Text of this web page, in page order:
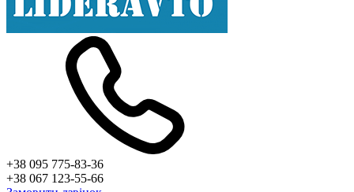
+38 095 775-83-36
+38 067 123-55-66